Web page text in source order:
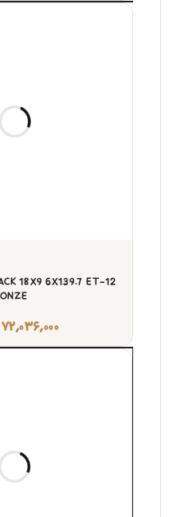
18X9 6X139.7 ET-12
۷۲,۰۳۶,۰۰۰